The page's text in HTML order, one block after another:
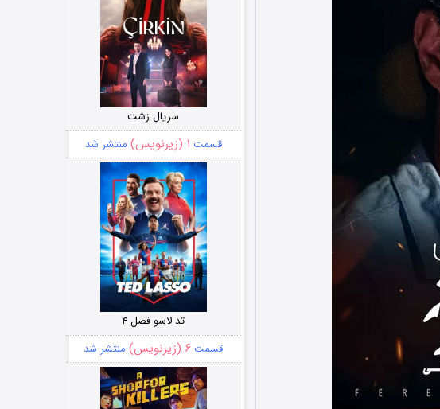
سریال زشت
قسمت ۱ (زیرنویس) منتشر شد
تد لاسو فصل ۴
قسمت ۶ (زیرنویس) منتشر شد